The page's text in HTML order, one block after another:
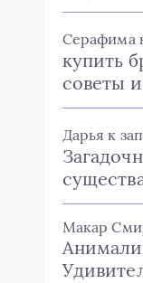
Серафима
купить
советы
Дарья к
Макар